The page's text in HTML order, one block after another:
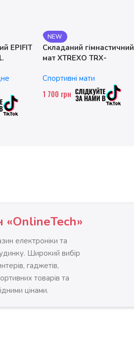
EPIFIT
NEW
Складаний гімнастичний
мат XTREXO TRX-
Спортивні мати
1 700 грн
«OnlineTech»
електроніки та
Широкий вибір
гаджетів,
товарів та
цінами.